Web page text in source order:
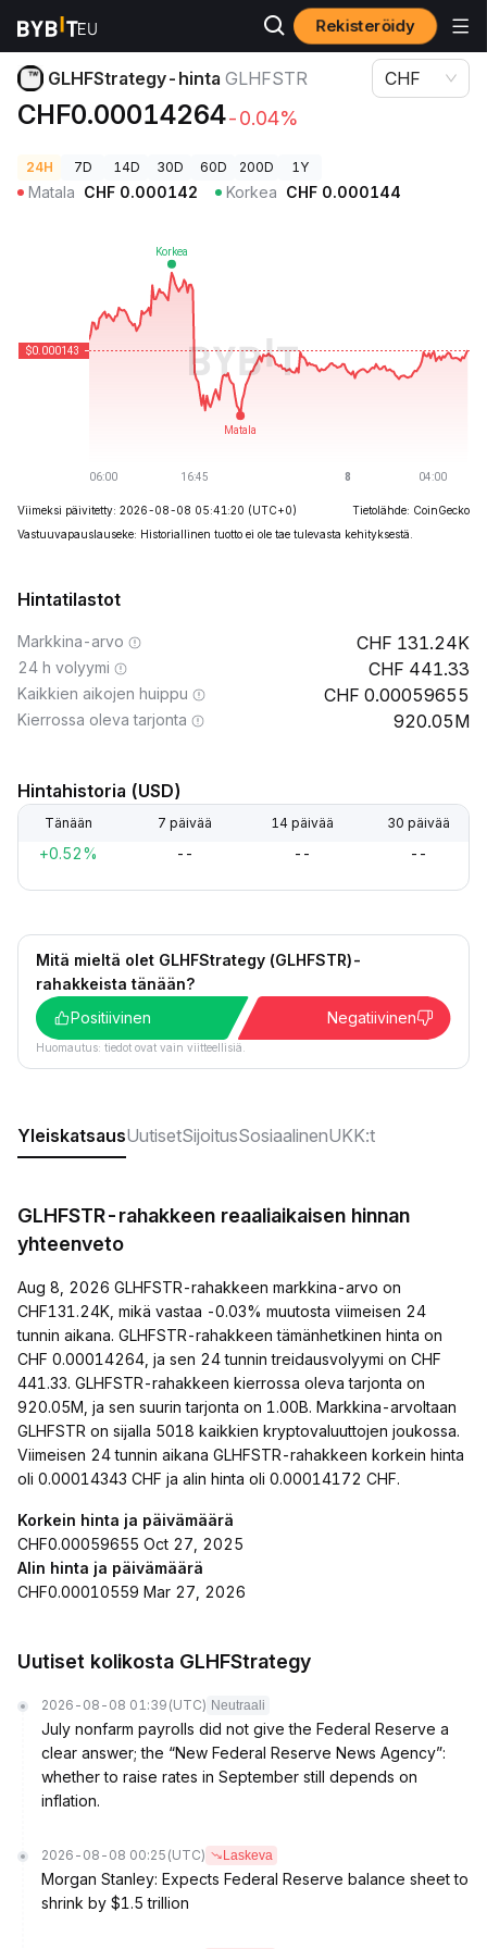
Rekisteröidy
Kryptohinnat GLHFStrategy-hinta GLHFSTR
GLHFStrategy-hinta GLHFSTR
CHF0.00014264-0.04%
CHF
24H 7D 14D 30D 60D 200D 1Y
Matala CHF 0.000142 Korkea CHF 0.000144
Viimeksi päivitetty: 2026-08-08 05:41:20 (UTC+0)
Tietolähde: CoinGecko
Vastuuvapauslauseke: Historiallinen tuotto ei ole tae tulevasta kehityksestä.
Hintatilastot
Markkina-arvo 131.24K
24 h volyymi 441.33
Kaikkien aikojen huippu 0.00059655
Kierrossa oleva tarjonta 920.05M
Hintahistoria (USD)
Tänään 7 päivää 14 päivää 30 päivää
+0.52% -- -- --
Mitä mieltä olet GLHFStrategy (GLHFSTR)-
rahakkeista tänään?
Positiivinen
Negatiivinen
Huomautus: tiedot ovat vain viitteellisiä.
YleiskatsausUutisetSijoitusSosiaalinenUKK:t
GLHFSTR-rahakkeen reaaliaikaisen hinnan
yhteenveto
Aug 8, 2026 GLHFSTR-rahakkeen markkina-arvo on
CHF131.24K, mikä vastaa -0.03% muutosta viimeisen 24
tunnin aikana. GLHFSTR-rahakkeen tämänhetkinen hinta on
CHF 0.00014264, ja sen 24 tunnin treidausvolyymi on CHF
441.33. GLHFSTR-rahakkeen kierrossa oleva tarjonta on
920.05M, ja sen suurin tarjonta on 1.00B. Markkina-arvoltaan
GLHFSTR on sijalla 5018 kaikkien kryptovaluuttojen joukossa.
Viimeisen 24 tunnin aikana GLHFSTR-rahakkeen korkein hinta
oli 0.00014343 CHF ja alin hinta oli 0.00014172 CHF.
Korkein hinta ja päivämäärä
CHF0.00059655 Oct 27, 2025
Alin hinta ja päivämäärä
CHF0.00010559 Mar 27, 2026
Uutiset kolikosta GLHFStrategy
2026-08-08 01:39 (UTC) Neutraali
July nonfarm payrolls did not give the Federal Reserve a
clear answer; the “New Federal Reserve News Agency”:
whether to raise rates in September still depends on
inflation.
2026-08-08 00:25 (UTC) Laskeva
Morgan Stanley: Expects Federal Reserve balance sheet to
shrink by $1.5 trillion